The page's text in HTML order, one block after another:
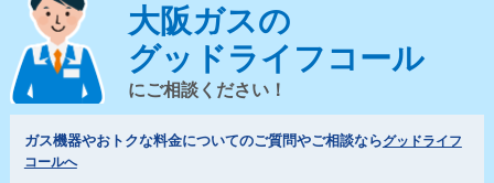
大阪ガスの
グッドライフコール
にご相談ください！
ガス機器やおトクな料金についてのご質問やご相談ならグッドライフ
コールへ